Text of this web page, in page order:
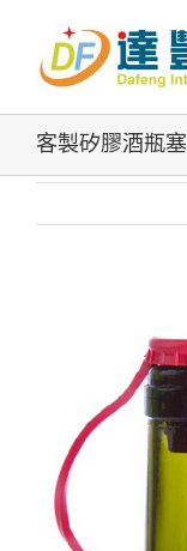
content
客製矽膠酒瓶塞